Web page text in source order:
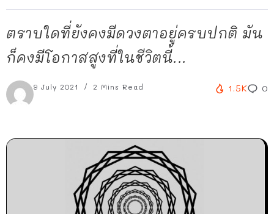
ตราบใดที่ยังคงมีดวงตาอยู่ครบปกติ มัน
ก็คงมีโอกาสสูงที่ในชีวิตนี้...
9 July 2021 2 Mins Read 1.5K 0